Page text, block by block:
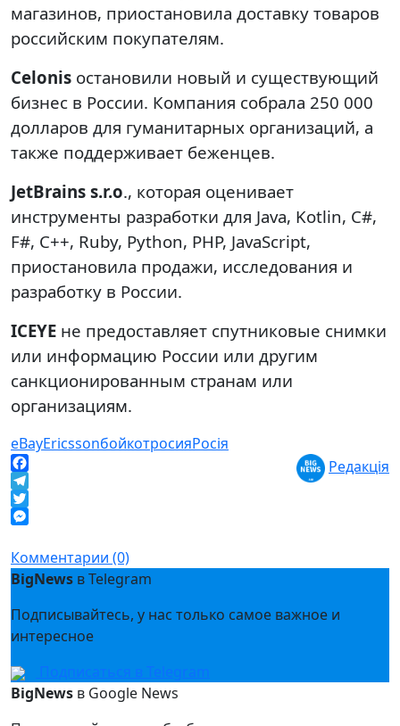
магазинов, приостановила доставку товаров
российским покупателям.
Celonis остановили новый и существующий
бизнес в России. Компания собрала 250 000
долларов для гуманитарных организаций, а
также поддерживает беженцев.
JetBrains s.r.o., которая оценивает
инструменты разработки для Java, Kotlin, C#,
F#, C++, Ruby, Python, PHP, JavaScript,
приостановила продажи, исследования и
разработку в России.
ICEYE не предоставляет спутниковые снимки
или информацию России или другим
санкционированным странам или
организациям.
eBayEricssonбойкотросияРосія
Facebook
Telegram
Twitter
Редакція
Комментарии (0)
BigNews в Telegram
Подписывайтесь, у нас только самое важное и
интересное
Подписаться в Telegram
BigNews в Google News